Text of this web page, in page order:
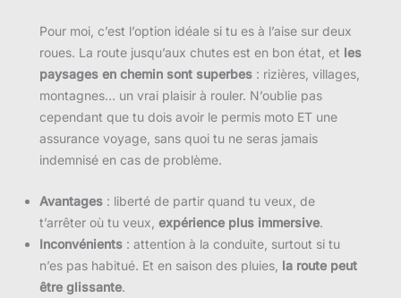
Pour moi, c’est l’option idéale si tu es à l’aise sur deux
roues. La route jusqu’aux chutes est en bon état, et les
paysages en chemin sont superbes : rizières, villages,
montagnes… un vrai plaisir à rouler. N’oublie pas
cependant que tu dois avoir le permis moto ET une
assurance voyage, sans quoi tu ne seras jamais
indemnisé en cas de problème.
Avantages : liberté de partir quand tu veux, de
t’arrêter où tu veux, expérience plus immersive.
Inconvénients : attention à la conduite, surtout si tu
n’es pas habitué. Et en saison des pluies, la route peut
être glissante.